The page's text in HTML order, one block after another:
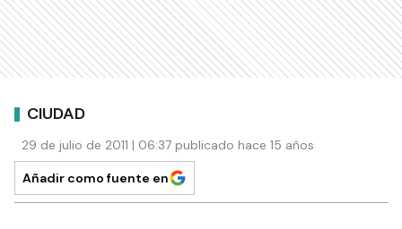
CIUDAD
29 de julio de 2011 | 06:37 publicado hace 15 años
Añadir como fuente en